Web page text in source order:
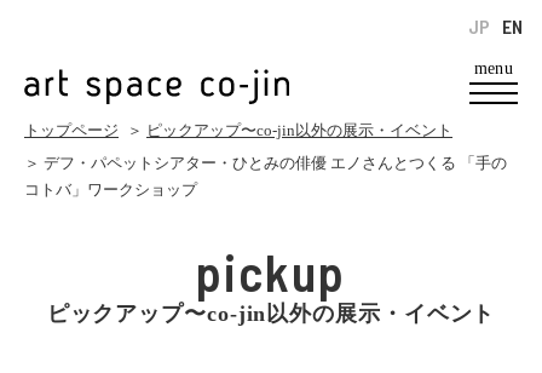
menu
EN
JP
トップページ ＞ ピックアップ〜co-jin以外の展示・イベント
＞ デフ・パペットシアター・ひとみの俳優 エノさんとつくる 「手の
コトバ」ワークショップ
pickup
ピックアップ〜co-jin以外の展示・イベント